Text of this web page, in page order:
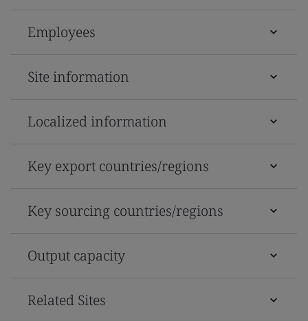
Employees
Site information
Localized information
Key export countries/regions
Key sourcing countries/regions
Output capacity
Related Sites